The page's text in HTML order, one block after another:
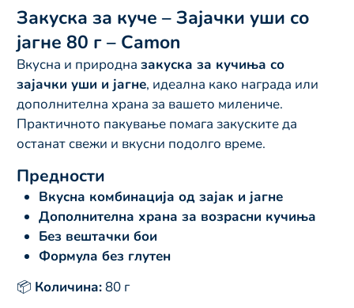
Закуска за куче – Зајачки уши со
јагне 80 г – Camon
Вкусна и природна закуска за кучиња со
зајачки уши и јагне, идеална како награда или
дополнителна храна за вашето милениче.
Практичното пакување помага закуските да
останат свежи и вкусни подолго време.
Предности
Вкусна комбинација од зајак и јагне
Дополнителна храна за возрасни кучиња
Без вештачки бои
Формула без глутен
📦 Количина:80 г